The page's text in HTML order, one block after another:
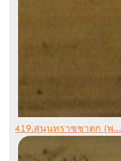
419.สุนฺนทราชชาตก (พ...